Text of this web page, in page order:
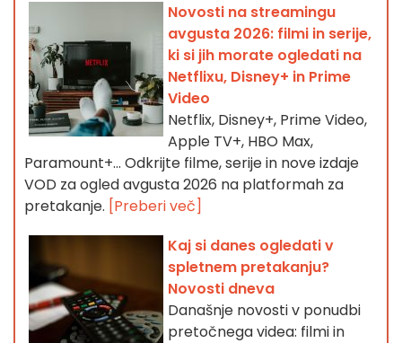
Novosti na streamingu
avgusta 2026: filmi in serije,
ki si jih morate ogledati na
Netflixu, Disney+ in Prime
Video
Netflix, Disney+, Prime Video,
Apple TV+, HBO Max,
Paramount+… Odkrijte filme, serije in nove izdaje
VOD za ogled avgusta 2026 na platformah za
pretakanje. [Preberi več]
Kaj si danes ogledati v
spletnem pretakanju?
Novosti dneva
Današnje novosti v ponudbi
pretočnega videa: filmi in